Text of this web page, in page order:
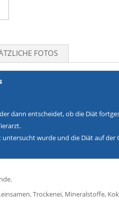
FOTOS
dann entscheidet, ob die Diät
wurde und die Diät auf der
Trockenei, Mineralstoffe,